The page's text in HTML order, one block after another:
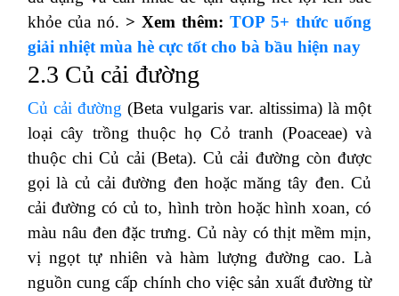
khỏe của nó. > Xem thêm: TOP 5+ thức uống
giải nhiệt mùa hè cực tốt cho bà bầu hiện nay
2.3 Củ cải đường
Củ cải đường (Beta vulgaris var. altissima) là một
loại cây trồng thuộc họ Cỏ tranh (Poaceae) và
thuộc chi Củ cải (Beta).Củ cải đường còn được
gọi là củ cải đường đen hoặc măng tây đen. Củ
cải đường có củ to, hình tròn hoặc hình xoan, có
màu nâu đen đặc trưng. Củ này có thịt mềm mịn,
vị ngọt tự nhiên và hàm lượng đường cao. Là
nguồn cung cấp chính cho việc sản xuất đường từ